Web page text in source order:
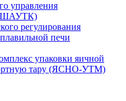
управления
(ШАУТК)
регулирования
печи
упаковки яичной
тару (ЯСНО-УТМ)